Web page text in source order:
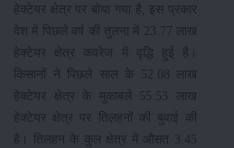
हेक्टेयर क्षेत्र पर बोया गया है, इस प्रकार
देश में पिछले वर्ष की तुलना में 23.77 लाख
हेक्टेयर क्षेत्र कवरेज में वृद्धि हुई है।
किसानों ने पिछले साल के 52.08 लाख
हेक्टेयर क्षेत्र के मुकाबले 55.53 लाख
हेक्टेयर क्षेत्र पर तिलहनों की बुवाई की
है। तिलहन के कुल क्षेत्र में औसत 3.45